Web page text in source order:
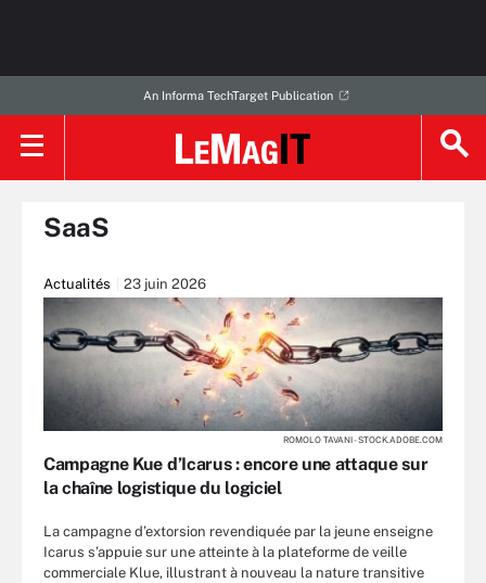
An Informa TechTarget Publication
SaaS
Actualités 23 juin 2026
ROMOLO TAVANI - STOCK.ADOBE.COM
Campagne Kue d’Icarus : encore une attaque sur
la chaîne logistique du logiciel
La campagne d’extorsion revendiquée par la jeune enseigne
Icarus s’appuie sur une atteinte à la plateforme de veille
commerciale Klue, illustrant à nouveau la nature transitive